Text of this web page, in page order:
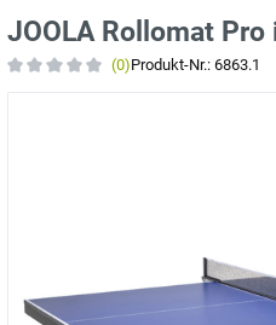
JOOLA Rollomat Pro
(0)Produkt-Nr.: 6863.1